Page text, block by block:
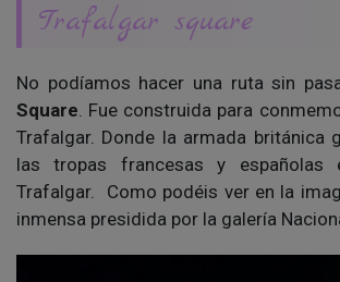
Trafalgar square
No podíamos hacer una ruta sin
Square . Fue construida para
Trafalgar. Donde la armada británica
las tropas francesas y
Trafalgar. Como podéis ver en la
inmensa presidida por la galería